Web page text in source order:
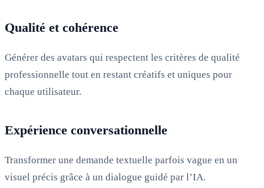
Qualité et cohérence
Générer des avatars qui respectent les critères de qualité
professionnelle tout en restant créatifs et uniques pour
chaque utilisateur.
Expérience conversationnelle
Transformer une demande textuelle parfois vague en un
visuel précis grâce à un dialogue guidé par l’IA.